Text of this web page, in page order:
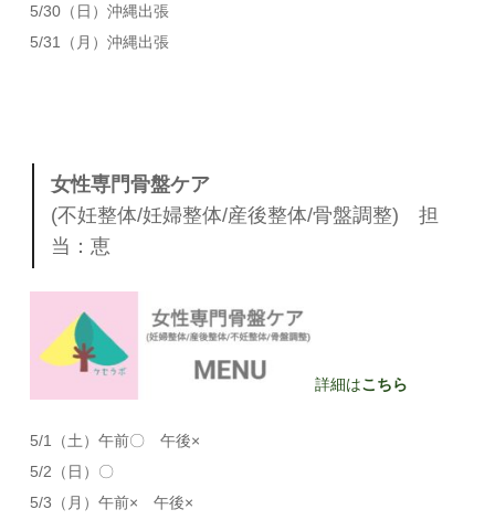
5/30（日）沖縄出張
5/31（月）沖縄出張
女性専門骨盤ケア
(不妊整体/妊婦整体/産後整体/骨盤調整) 担
当：恵
詳細はこちら
5/1（土）午前〇 午後×
5/2（日）〇
5/3（月）午前× 午後×